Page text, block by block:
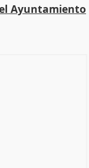
Ayuntamiento